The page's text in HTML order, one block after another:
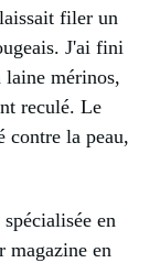
filer un
J'ai fini
laine mérinos,
reculé. Le
contre la peau,
en
magazine en